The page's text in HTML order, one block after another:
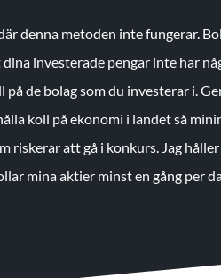
denna metoden inte fungerar.
investerade pengar inte har
de bolag som du investerar i.
koll på ekonomi i landet så
riskerar att gå i konkurs. Jag
mina aktier minst en gång per